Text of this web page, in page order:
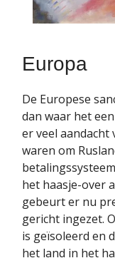
Europa
De Europese
dan waar het
er veel aandacht
waren om
het haasje-over
gebeurt er nu
gericht ingezet.
is geïsoleerd en
het land in het